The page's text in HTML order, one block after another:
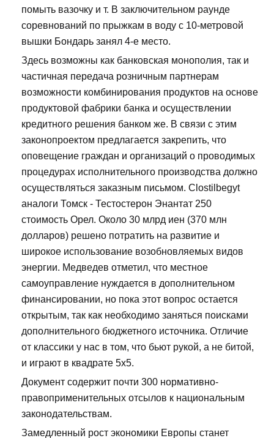
помыть вазочку и т. В заключительном раунде
соревнований по прыжкам в воду с 10-метровой
вышки Бондарь занял 4-е место.
Здесь возможны как банковская монополия, так и
частичная передача розничным партнерам
возможности комбинирования продуктов на основе
продуктовой фабрики банка и осуществлении
кредитного решения банком же. В связи с этим
законопроектом предлагается закрепить, что
оповещение граждан и организаций о проводимых
процедурах исполнительного производства должно
осуществляться заказным письмом. Clostilbegyt
аналоги Томск - Тестостерон Энантат 250
стоимость Орел. Около 30 млрд иен (370 млн
долларов) решено потратить на развитие и
широкое использование возобновляемых видов
энергии. Медведев отметил, что местное
самоуправление нуждается в дополнительном
финансировании, но пока этот вопрос остается
открытым, так как необходимо заняться поисками
дополнительного бюджетного источника. Отличие
от классики у нас в том, что бьют рукой, а не битой,
и играют в квадрате 5х5.
Документ содержит почти 300 нормативно-
правоприменительных отсылов к национальным
законодательствам.
Замедленный рост экономики Европы станет